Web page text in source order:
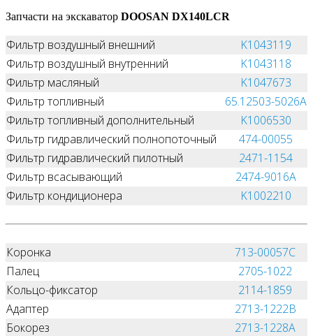
Запчасти на экскаватор DOOSAN DX140LCR
Фильтр воздушный внешний
K1043119
Фильтр воздушный внутренний
K1043118
Фильтр масляный
K1047673
Фильтр топливный
65.12503-5026A
Фильтр топливный дополнительный
K1006530
Фильтр гидравлический полнопоточный
474-00055
Фильтр гидравлический пилотный
2471-1154
Фильтр всасывающий
2474-9016A
Фильтр кондиционера
K1002210
Коронка
713-00057C
Палец
2705-1022
Кольцо-фиксатор
2114-1859
Адаптер
2713-1222B
Бокорез
2713-1228A